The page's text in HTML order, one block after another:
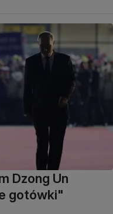
Dzong Un
gotówki"